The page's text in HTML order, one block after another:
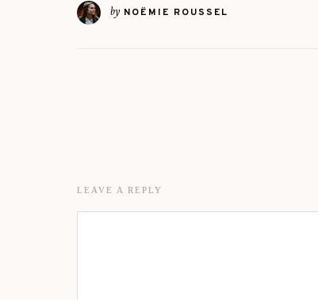
by NOËMIE ROUSSEL
LEAVE A REPLY